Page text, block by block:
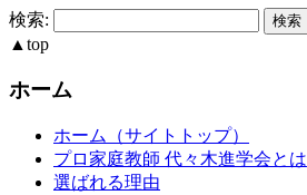
検索:
▲ top
ホーム
ホーム（サイトトップ）
プロ家庭教師 代々木進学会とは
選ばれる理由